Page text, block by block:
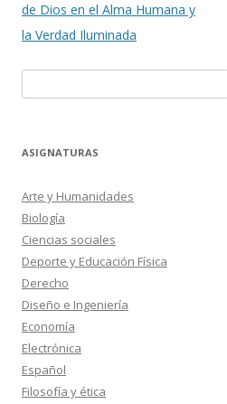
de
entradas
de Dios en el Alma Humana y
la Verdad Iluminada
ASIGNATURAS
Arte y Humanidades
Biología
Ciencias sociales
Deporte y Educación Física
Derecho
Diseño e Ingeniería
Economía
Electrónica
Español
Filosofía y ética